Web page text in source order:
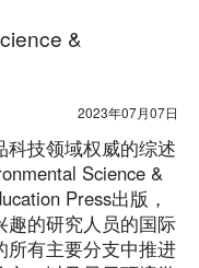
&
2023年07月07日
技领域权威的综述
Science &
Press出版，
趣的研究人员的国际
所有主要分支中推进